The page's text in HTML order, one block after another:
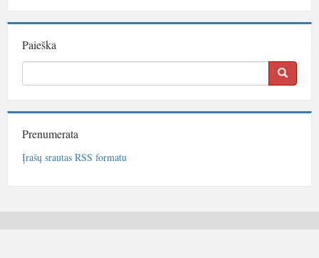
Paieška
Prenumerata
Įrašų srautas RSS formatu